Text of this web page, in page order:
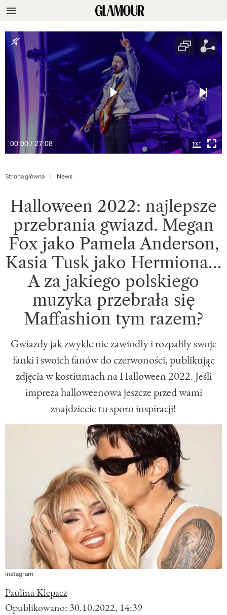
00:00 / 27:08
Strona główna News
Halloween 2022: najlepsze
przebrania gwiazd. Megan
Fox jako Pamela Anderson,
Kasia Tusk jako Hermiona…
A za jakiego polskiego
muzyka przebrała się
Maffashion tym razem?
Gwiazdy jak zwykle nie zawiodły i rozpaliły swoje
fanki i swoich fanów do czerwoności, publikując
zdjęcia w kostiumach na Halloween 2022. Jeśli
impreza halloweenowa jeszcze przed wami
znajdziecie tu sporo inspiracji!
instagram
Paulina Klepacz
Opublikowano: 30.10.2022, 14:39